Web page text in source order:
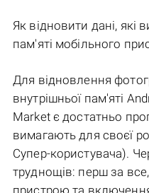
Як відновити дані, які
пам'яті мобільного
Для відновлення
внутрішньої пам'яті
Market є достатньо
вимагають для своєї
Супер-користувача).
труднощів: перш за